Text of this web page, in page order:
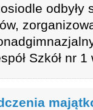
odbyły
Szkół nr